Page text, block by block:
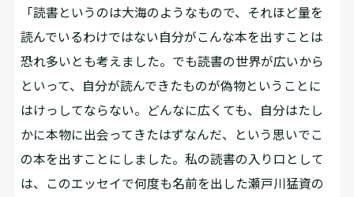
「読書というのは大海のようなもので、それほど量を
読んでいるわけではない自分がこんな本を出すことは
恐れ多いとも考えました。でも読書の世界が広いから
といって、自分が読んできたものが偽物ということに
はけっしてならない。どんなに広くても、自分はたし
かに本物に出会ってきたはずなんだ、という思いでこ
の本を出すことにしました。私の読書の入り口として
は、このエッセイで何度も名前を出した瀬戸川猛資の